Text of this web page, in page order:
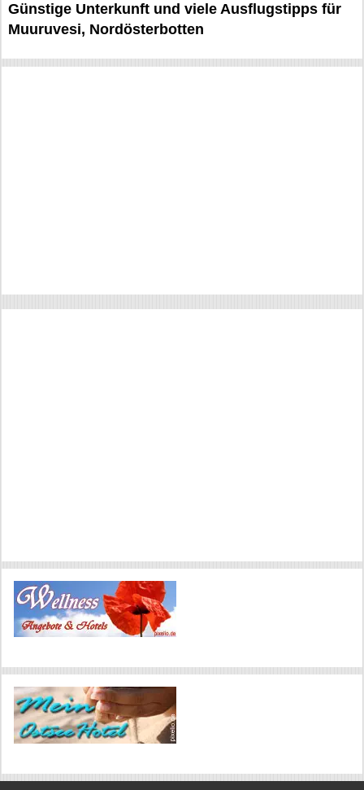
Günstige Unterkunft und viele Ausflugstipps für
Muuruvesi, Nordösterbotten